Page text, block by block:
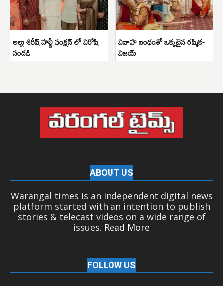
అల్లు శిరీష్ హల్దీ ఫంక్షన్ లో విరోషి
సందడి
వివాహ బంధంతో ఒక్కటైన రష్మిక-
విజయ్
ABOUT US
Warangal times is an independent digital news
platform started with an intention to publish
stories & telecast videos on a wide range of
issues. Read More
FOLLOW US